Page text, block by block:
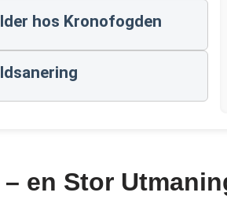
hos Kronofogden
en Stor